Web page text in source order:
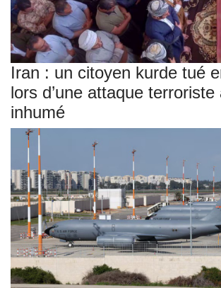
Iran : un citoyen kurde tué
lors d’une attaque terroriste
inhumé